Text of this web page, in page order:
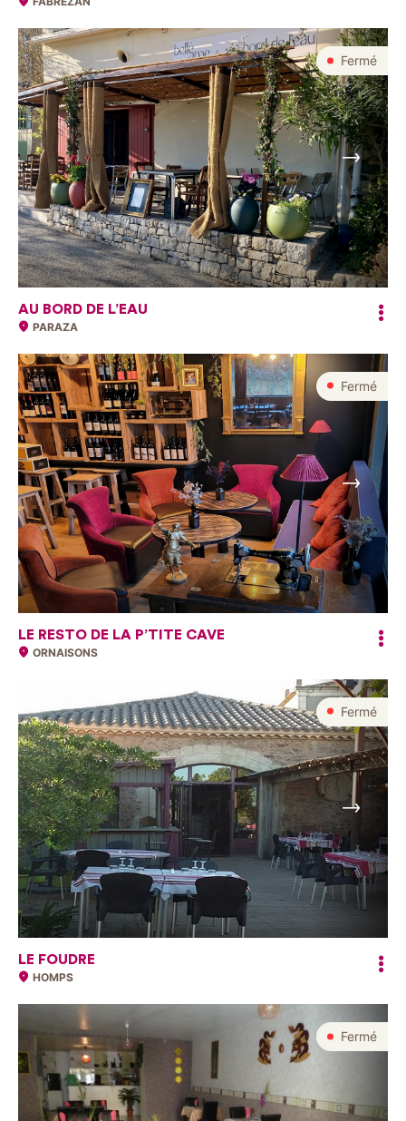
Fermé
Suivant
AU BORD DE L’EAU
PARAZA
Fermé
Suivant
LE RESTO DE LA P’TITE CAVE
ORNAISONS
Fermé
Suivant
LE FOUDRE
HOMPS
Fermé